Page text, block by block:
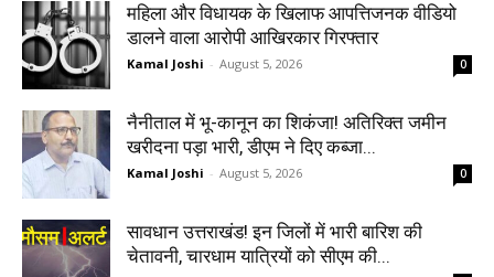
महिला और विधायक के खिलाफ आपत्तिजनक वीडियो
डालने वाला आरोपी आखिरकार गिरफ्तार
Kamal Joshi - August 5, 2026 0
नैनीताल में भू-कानून का शिकंजा! अतिरिक्त जमीन
खरीदना पड़ा भारी, डीएम ने दिए कब्जा...
Kamal Joshi - August 5, 2026 0
सावधान उत्तराखंड! इन जिलों में भारी बारिश की
चेतावनी, चारधाम यात्रियों को सीएम की...